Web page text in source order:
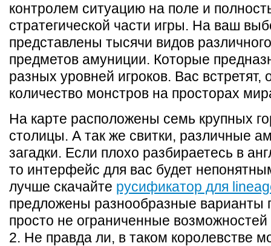
контролем ситуацию на поле и
стратегической части игры. На ваш
представлены тысячи видов
предметов амуниции. Которые
разных уровней игроков. Вас встретят,
количество монстров на просторах
На карте расположены семь крупных
столицы. А так же свитки, различные
загадки. Если плохо разбираетесь в
то интерфейс для вас будет
лучше скачайте руcификатор для
предложены разнообразные варианты
просто не ограниченные
2. Не правда ли, в таком королевстве